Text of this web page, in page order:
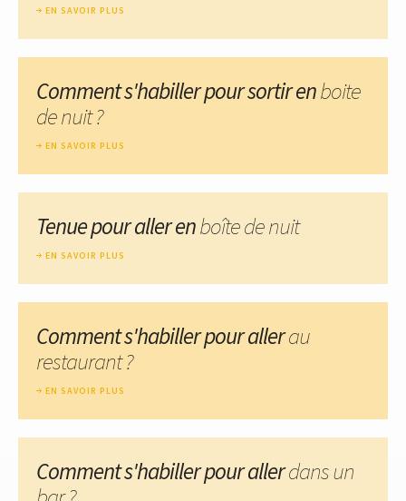
EN SAVOIR PLUS
Comment s'habiller pour sortir enboite
de nuit ?
EN SAVOIR PLUS
Tenue pour aller enboîte de nuit
EN SAVOIR PLUS
Comment s'habiller pour allerau
restaurant ?
EN SAVOIR PLUS
Comment s'habiller pour allerdans un